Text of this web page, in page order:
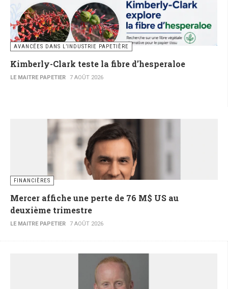
AVANCÉES DANS L’INDUSTRIE PAPETIÈRE
Kimberly-Clark teste la fibre d’hesperaloe
LE MAITRE PAPETIER 7 AOÛT 2026
FINANCIÈRES
Mercer affiche une perte de 76 M$ US au
deuxième trimestre
LE MAITRE PAPETIER 7 AOÛT 2026